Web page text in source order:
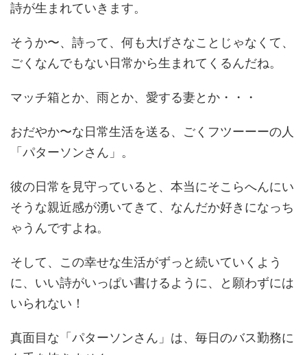
詩が生まれていきます。
そうか〜、詩って、何も大げさなことじゃなくて、
ごくなんでもない日常から生まれてくるんだね。
マッチ箱とか、雨とか、愛する妻とか・・・
おだやか〜な日常生活を送る、ごくフツーーーの人
「パターソンさん」。
彼の日常を見守っていると、本当にそこらへんにい
そうな親近感が湧いてきて、なんだか好きになっち
ゃうんですよね。
そして、この幸せな生活がずっと続いていくよう
に、いい詩がいっぱい書けるように、と願わずには
いられない！
真面目な「パターソンさん」は、毎日のバス勤務に